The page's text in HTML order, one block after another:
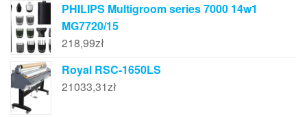
PHILIPS Multigroom series 7000 14w1
MG7720/15
218,99zł
Royal RSC-1650LS
21033,31zł